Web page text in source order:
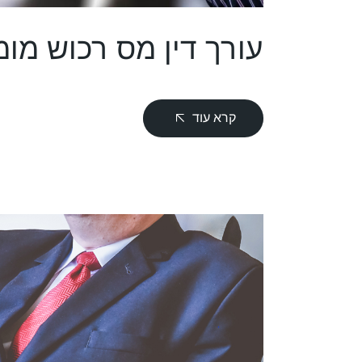
עורך דין מס רכוש
קרא עוד